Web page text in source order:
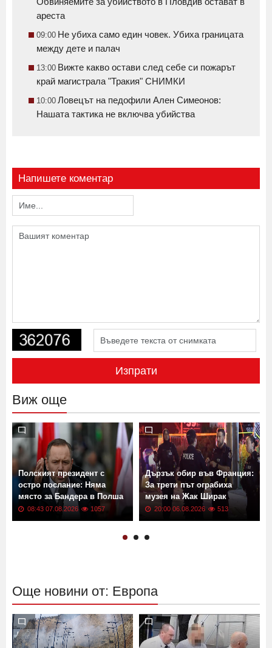
ареста
09:00 Не убиха само един човек. Убиха границата
между дете и палач
13:00 Вижте какво остави след себе си пожарът
край магистрала "Тракия" СНИМКИ
10:00 Ловецът на педофили Ален Симеонов:
Нашата тактика не включва убийства
Напишете коментар
Изпрати
Виж още
Полският президент с
остро послание: Няма
място за Бандера в Полша
08:43 07.08.2026 1057
Дързък обир във Франция:
За трети път ограбиха
музея на Жак Ширак
20:00 06.08.2026 513
Още новини от: Европа